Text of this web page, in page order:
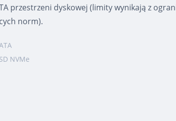
przestrzeni dyskowej (limity wynikają z
norm).
NVMe